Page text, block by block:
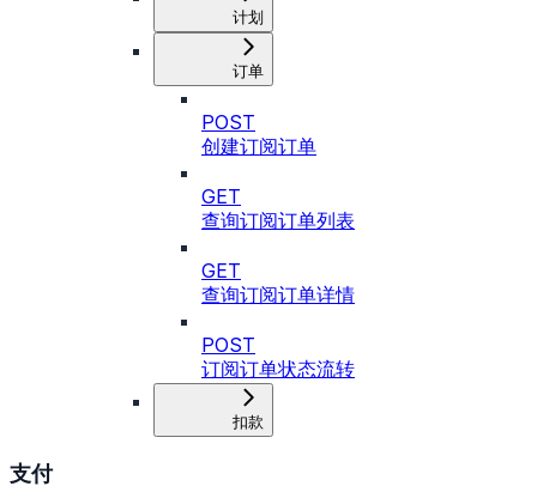
计划
订单
POST
创建订阅订单
GET
查询订阅订单列表
GET
查询订阅订单详情
POST
订阅订单状态流转
扣款
支付